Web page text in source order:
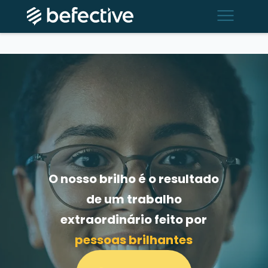
menu
O nosso brilho é o resultado
de um trabalho
extraordinário feito por
pessoas brilhantes